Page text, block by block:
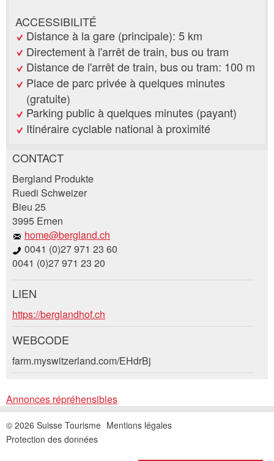
ACCESSIBILITÉ
Distance à la gare (principale): 5 km
Directement à l'arrêt de train, bus ou tram
Distance de l'arrêt de train, bus ou tram: 100 m
Place de parc privée à quelques minutes
(gratuite)
Parking public à quelques minutes (payant)
Itinéraire cyclable national à proximité
Annonces répréhensibles
Vos commentaires sont grandement appréciés!
Commentaires généraux
Cette annonce n'est plus valable
Annonce incomplète
Nachricht
Recommander l'annonce
Recommandez cette annonce à des amis.
RECOMMANDER L'ANNONCE
Fermer
CONTACT
Bergland Produkte
Ruedi Schweizer
Bieu 25
3995 Ernen
home@bergland.ch
0041 (0)27 971 23 60
0041 (0)27 971 23 20
Demande de réservation
Composez un message à la personne de
contact pour cette annonce .
Ouvrir
AOÛT 2026
Lu Ma Me
Départ
LIEN
https://berglandhof.ch
WEBCODE
farm.myswitzerland.com/EHdrBj
Annonces répréhensibles
© 2026 Suisse Tourisme Mentions légales
Protection des données